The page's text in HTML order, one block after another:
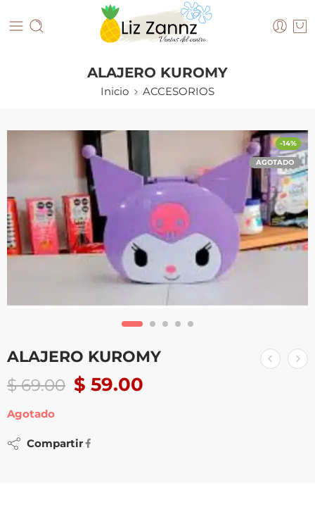
ALAJERO KUROMY
Inicio ACCESORIOS
-14%
AGOTADO
ALAJERO KUROMY
$69.00 $ 59.00
Agotado
Compartir